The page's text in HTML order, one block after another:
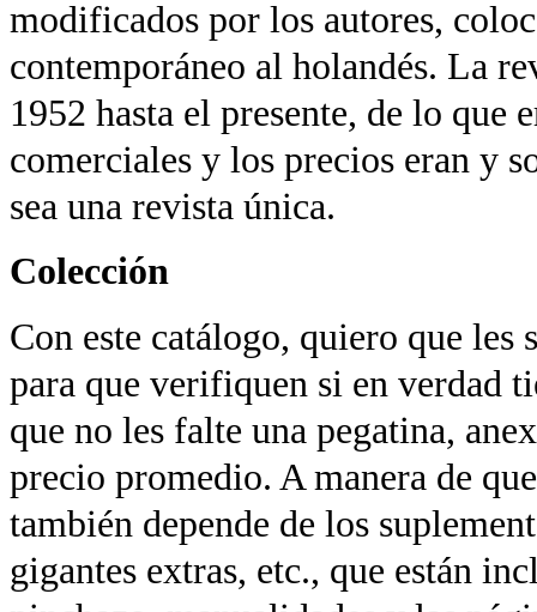
modificados por los autores,
contemporáneo al holandés. La
1952 hasta el presente, de lo que
comerciales y los precios eran y
sea una revista única.
Colección
Con este catálogo, quiero que les
para que verifiquen si en verdad
que no les falte una pegatina,
precio promedio. A manera de
también depende de los
gigantes extras, etc., que están